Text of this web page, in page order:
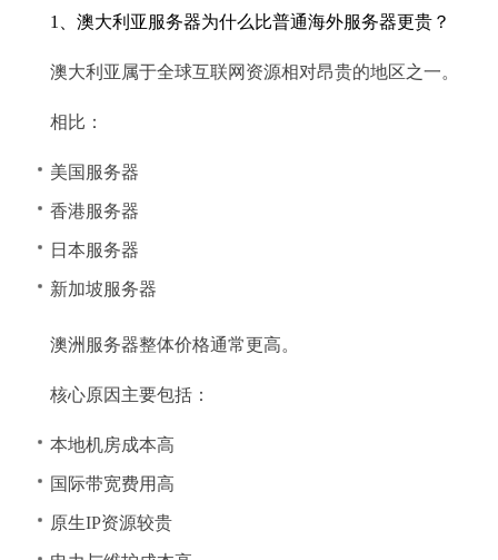
1、澳大利亚服务器为什么比普通海外服务器更贵？
澳大利亚属于全球互联网资源相对昂贵的地区之一。
相比：
美国服务器
香港服务器
日本服务器
新加坡服务器
澳洲服务器整体价格通常更高。
核心原因主要包括：
本地机房成本高
国际带宽费用高
原生IP资源较贵